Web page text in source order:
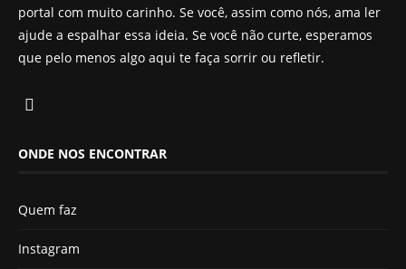
portal com muito carinho. Se você, assim como nós, ama ler
ajude a espalhar essa ideia. Se você não curte, esperamos
que pelo menos algo aqui te faça sorrir ou refletir.
ONDE NOS ENCONTRAR
Quem faz
Instagram